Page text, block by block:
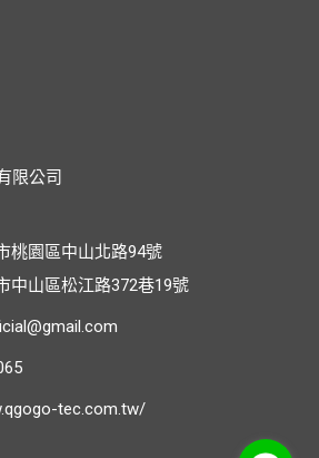
限公司
桃園區中山北路94號
山區松江路372巷19號
tec.com.tw/